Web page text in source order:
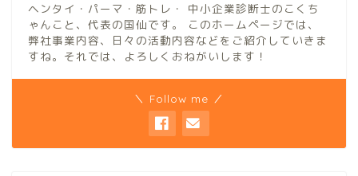
ヘンタイ・パーマ・筋トレ・ 中小企業診断士のこくち
ゃんこと、代表の国仙です。 このホームページでは、
弊社事業内容、日々の活動内容などをご紹介していきま
すね。それでは、よろしくおねがいします！
＼ Follow me ／